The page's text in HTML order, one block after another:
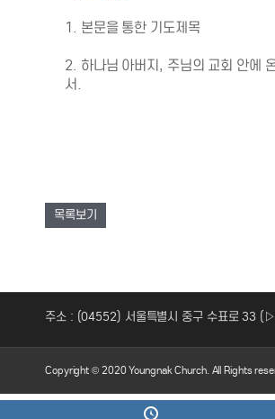
1. 본문을 통한 기도제목
2. 하나님 아버지, 주님의 교회 안에
서.
목록보기
주소 : (04552) 서울특별시 중구 수표로 33 (▷
Copyright © 2020 Youngnak Church. All Rights